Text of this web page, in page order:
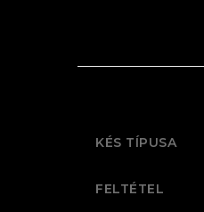
KÉS TÍPUSA
FELTÉTEL